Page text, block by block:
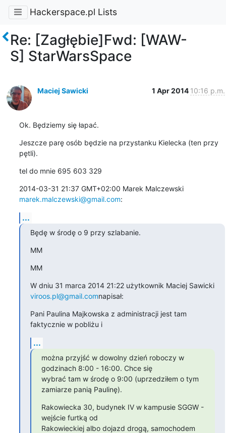
Hackerspace.pl Lists
Re: [Zagłębie]Fwd: [WAW-
S] StarWarsSpace
Maciej Sawicki 1 Apr 2014 10:16 p.m.
Ok. Będziemy się łapać.
Jeszcze parę osób będzie na przystanku Kielecka (ten przy
pętli).
tel do mnie 695 603 329
2014-03-31 21:37 GMT+02:00 Marek Malczewski
marek.malczewski@gmail.com:
...
Będę w środę o 9 przy szlabanie.
MM
MM
W dniu 31 marca 2014 21:22 użytkownik Maciej Sawicki
viroos.pl@gmail.comnapisał:
Pani Paulina Majkowska z administracji jest tam
faktycznie w pobliżu i
...
można przyjść w dowolny dzień roboczy w
godzinach 8:00 - 16:00. Chce się
wybrać tam w środę o 9:00 (uprzedziłem o tym
zamiarze panią Paulinę).
Rakowiecka 30, budynek IV w kampusie SGGW -
wejście furtką od
Rakowieckiej albo dojazd drogą, samochodem